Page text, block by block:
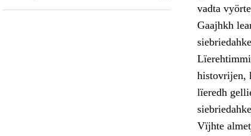
vadta
Gaajhkh
histovrijen,
lïeredh
Vïjhte